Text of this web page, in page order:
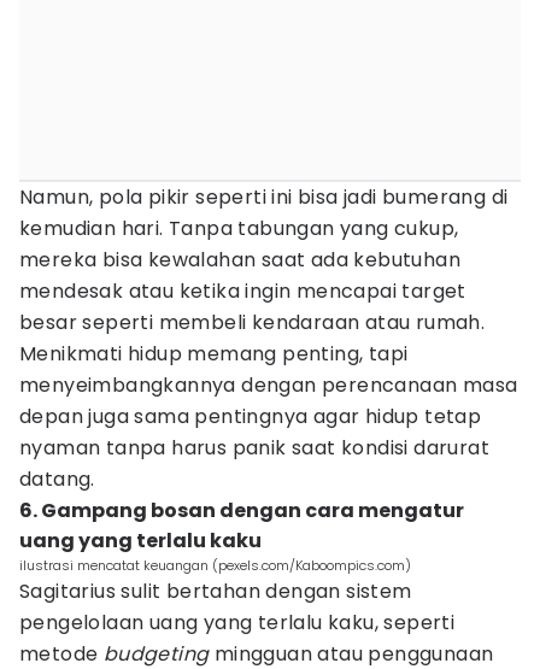
Namun, pola pikir seperti ini bisa jadi bumerang di
kemudian hari. Tanpa tabungan yang cukup,
mereka bisa kewalahan saat ada kebutuhan
mendesak atau ketika ingin mencapai target
besar seperti membeli kendaraan atau rumah.
Menikmati hidup memang penting, tapi
menyeimbangkannya dengan perencanaan masa
depan juga sama pentingnya agar hidup tetap
nyaman tanpa harus panik saat kondisi darurat
datang.
6. Gampang bosan dengan cara mengatur
uang yang terlalu kaku
ilustrasi mencatat keuangan (pexels.com/Kaboompics.com)
Sagitarius sulit bertahan dengan sistem
pengelolaan uang yang terlalu kaku, seperti
metode budgeting mingguan atau penggunaan